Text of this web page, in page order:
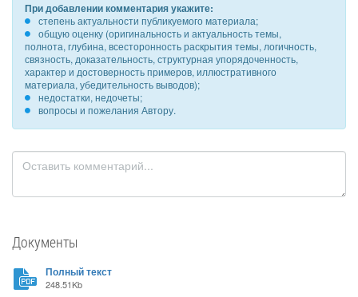
При добавлении комментария укажите:
степень актуальности публикуемого материала;
общую оценку (оригинальность и актуальность темы,
полнота, глубина, всесторонность раскрытия темы, логичность,
связность, доказательность, структурная упорядоченность,
характер и достоверность примеров, иллюстративного
материала, убедительность выводов);
недостатки, недочеты;
вопросы и пожелания Автору.
Документы
Полный текст
248.51Kb